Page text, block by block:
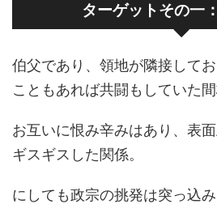
ターゲットその一
伯父であり、領地が隣接して
こともあれば共闘もしていた間
お互いに恨み辛みはあり、表
ギスギスした関係。
にしても政宗の挑発は突っ込